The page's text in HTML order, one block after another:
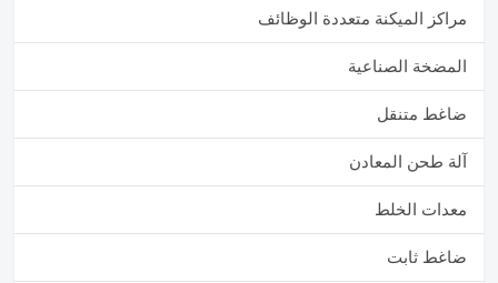
مراكز الميكنة متعددة الوظائف
المضخة الصناعية
ضاغط متنقل
آلة طحن المعادن
معدات الخلط
ضاغط ثابت